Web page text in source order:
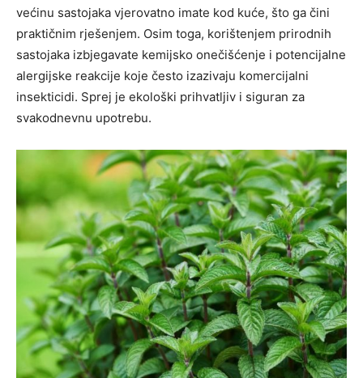
većinu sastojaka vjerovatno imate kod kuće, što ga čini
praktičnim rješenjem. Osim toga, korištenjem prirodnih
sastojaka izbjegavate kemijsko onečišćenje i potencijalne
alergijske reakcije koje često izazivaju komercijalni
insekticidi. Sprej je ekološki prihvatljiv i siguran za
svakodnevnu upotrebu.